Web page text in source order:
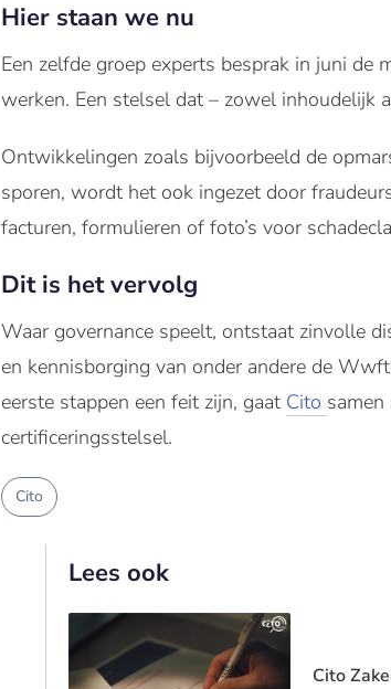
Hier staan we nu
Een zelfde groep experts besprak in juni de
werken. Een stelsel dat – zowel inhoudelijk
Ontwikkelingen zoals bijvoorbeeld de
sporen, wordt het ook ingezet door
facturen, formulieren of foto’s voor
Dit is het vervolg
Waar governance speelt, ontstaat zinvolle
en kennisborging van onder andere de
eerste stappen een feit zijn, gaat Cito
certificeringsstelsel.
Cito
Lees ook
Cito